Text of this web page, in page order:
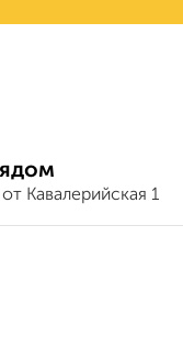
Кавалерийская 1